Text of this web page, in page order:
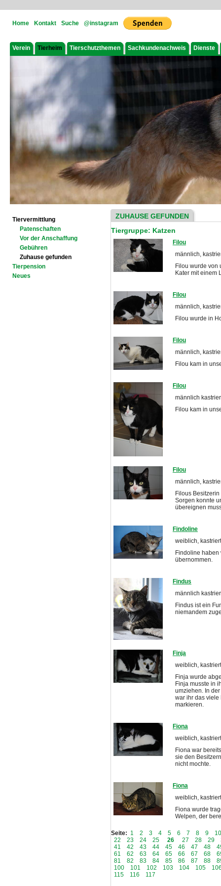
Home Kontakt Suche @instagram
Verein Tierheim Tierschutzthemen Sachkundenachweis Dienste
Tiervermittlung
Patenschaften
Vor der Anschaffung
Gebühren
Zuhause gefunden
Tierpension
Neues
ZUHAUSE GEFUNDEN
Tiergruppe: Katzen
Filou
männlich,
Filou wurde von
Kater mit einem
Filou
männlich,
Filou wurde in
Filou
männlich,
Filou kam in
Filou
männlich
Filou kam in
Filou
männlich,
Filous
Sorgen konnte
übereignen
Findoline
weiblich,
Findoline
übernommen.
Findus
männlich
Findus ist ein
niemandem
Finja
weiblich,
Finja wurde
Finja musste in
umziehen. In
war ihr das viele
markieren.
Fiona
weiblich,
Fiona war
sie den
nicht mochte.
Fiona
weiblich,
Fiona wurde
Welpen, der
Seite: 1 2 3 4 5 6 7 8 9
10
22
23 24 25 26 27 28 29
41
42 43 44 45 46 47 48
61
62 63 64 65 66 67 68
81
82 83 84 85 86 87 88
100
101 102 103 104 105
115
116 117